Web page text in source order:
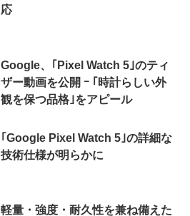
応
Google、｢Pixel Watch 5｣のティ
ザー動画を公開 ｰ ｢時計らしい外
観を保つ品格｣をアピール
｢Google Pixel Watch 5｣の詳細な
技術仕様が明らかに
軽量・強度・耐久性を兼ね備えた